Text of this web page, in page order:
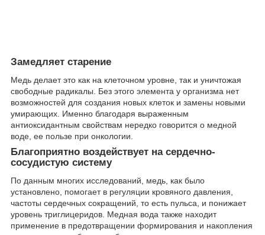
Замедляет старение
Медь делает это как на клеточном уровне, так и уничтожая
свободные радикалы. Без этого элемента у организма нет
возможностей для создания новых клеток и замены новыми
умирающих. Именно благодаря выраженным
антиоксидантным свойствам нередко говорится о медной
воде, ее пользе при онкологии.
Благоприятно воздействует на сердечно-
сосудистую систему
По данным многих исследований, медь, как было
установлено, помогает в регуляции кровяного давления,
частоты сердечных сокращений, то есть пульса, и понижает
уровень триглицеридов. Медная вода также находит
применение в предотвращении формирования и накопления